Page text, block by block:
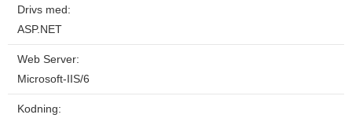
Drivs med:
ASP.NET
Web Server:
Microsoft-IIS/6
Kodning: